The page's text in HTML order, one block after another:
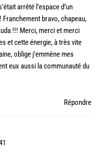
arrêté l’espace d’un
bravo, chapeau,
!!! Merci, merci et merci
et cette énergie, à très vite
oblige j’emmène mes
eux aussi la communauté du
Répondre